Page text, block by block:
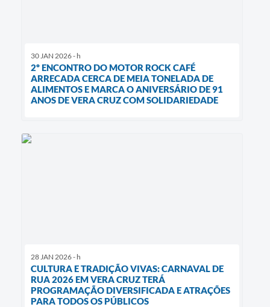
30 JAN 2026 - h
2º ENCONTRO DO MOTOR ROCK CAFÉ
ARRECADA CERCA DE MEIA TONELADA DE
ALIMENTOS E MARCA O ANIVERSÁRIO DE 91
ANOS DE VERA CRUZ COM SOLIDARIEDADE
28 JAN 2026 - h
CULTURA E TRADIÇÃO VIVAS: CARNAVAL DE
RUA 2026 EM VERA CRUZ TERÁ
PROGRAMAÇÃO DIVERSIFICADA E ATRAÇÕES
PARA TODOS OS PÚBLICOS